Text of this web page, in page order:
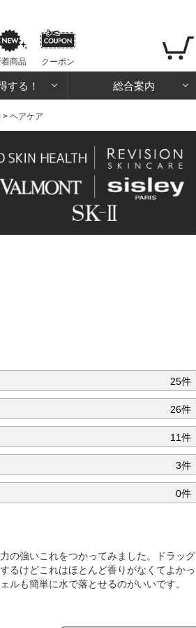
商品 クーポン
する！ 総合案内
> ヘアケア
25件
26件
11件
3件
0件
の強いこれをつかってみました。ドラッグ
るけどこれはほとんど香りがなくてよかっ
ルも簡単に水で落とせるのがいいです。